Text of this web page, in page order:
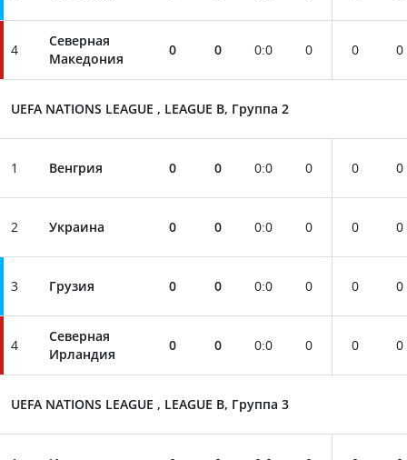
4
Северная
Македония
0 0 0:0 0 0 0
UEFA NATIONS LEAGUE , LEAGUE B, Группа 2
1 Венгрия 0 0 0:0 0 0 0
2 Украина 0 0 0:0 0 0 0
3 Грузия 0 0 0:0 0 0 0
4
Северная
Ирландия
0 0 0:0 0 0 0
UEFA NATIONS LEAGUE , LEAGUE B, Группа 3